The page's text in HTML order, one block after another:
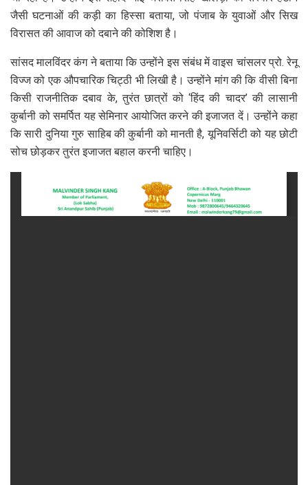
जैसी घटनाओं की कड़ी का हिस्सा बताया, जो पंजाब के युवाओं और सिख
विरासत की आवाज को दबाने की कोशिश है।
सांसद मालविंदर कंग ने बताया कि उन्होंने इस संबंध में वाइस चांसलर प्रो. रेनू
विज्ज को एक औपचारिक चिट्ठी भी लिखी है। उन्होंने मांग की कि वीसी बिना
किसी राजनीतिक दबाव के, तुरंत छात्रों को ‘हिंद की चादर’ की लासानी
कुर्बानी को समर्पित यह सेमिनार आयोजित करने की इजाजत दें। उन्होंने कहा
कि सारी दुनिया गुरु साहिब की कुर्बानी को मानती है, यूनिवर्सिटी को यह छोटी
सोच छोड़कर तुरंत इजाजत बहाल करनी चाहिए।